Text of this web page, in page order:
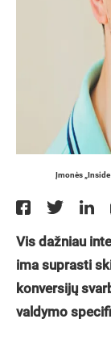
Įmonės
Vis dažniau
ima suprasti
konversijų
valdymo